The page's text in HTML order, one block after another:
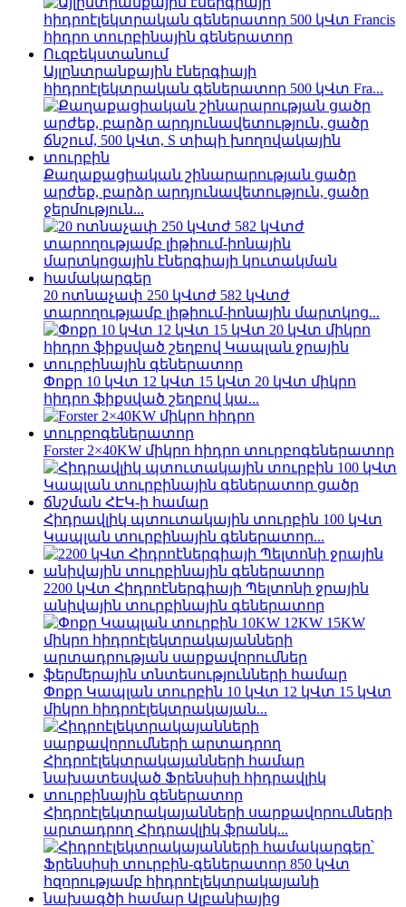
Այլընտրանքային էներգիայի
հիդրոէլեկտրական գեներատոր 500 կՎտ Fra...
Քաղաքացիական շինարարության ցածր
արժեք, բարձր արդյունավետություն, ցածր
ջերմություն...
20 ոտնաչափ 250 կՎտժ 582 կՎտժ
տարողությամբ լիթիում-իոնային մարտկոց...
Փոքր 10 կՎտ 12 կՎտ 15 կՎտ 20 կՎտ միկրո
հիդրո ֆիքսված շեղբով կա...
Forster 2×40KW միկրո հիդրո տուրբոգեներատոր
Հիդրավլիկ պտուտակային տուրբին 100 կՎտ
Կապլան տուրբինային գեներատոր...
2200 կՎտ Հիդրոէներգիայի Պելտոնի ջրային
անիվային տուրբինային գեներատոր
Փոքր Կապլան տուրբին 10 կՎտ 12 կՎտ 15 կՎտ
միկրո հիդրոէլեկտրակայան...
Հիդրոէլեկտրակայանների սարքավորումների
արտադրող Հիդրավլիկ ֆրանկ...